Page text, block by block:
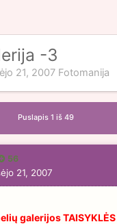
-3
21, 2007 Fotomanija
Puslapis 1 iš 49
56
21, 2007
galerijos TAISYKLĖS